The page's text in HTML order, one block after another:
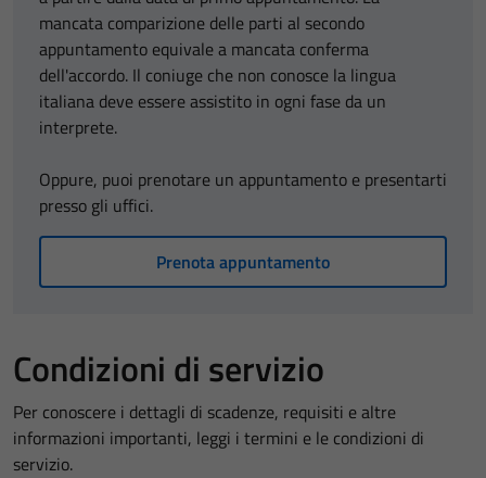
mancata comparizione delle parti al secondo
appuntamento equivale a mancata conferma
dell'accordo. Il coniuge che non conosce la lingua
italiana deve essere assistito in ogni fase da un
interprete.
Oppure, puoi prenotare un appuntamento e presentarti
presso gli uffici.
Prenota appuntamento
Condizioni di servizio
Per conoscere i dettagli di scadenze, requisiti e altre
informazioni importanti, leggi i termini e le condizioni di
servizio.